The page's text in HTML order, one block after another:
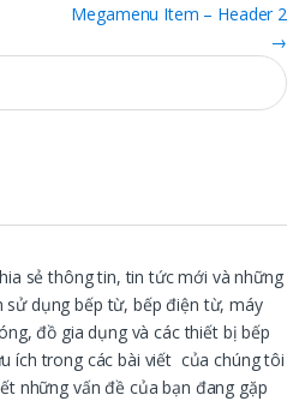
Megamenu Item – Header 2
→
sẻ thông tin, tin tức mới và những
dụng bếp từ, bếp điện từ, máy
đồ gia dụng và các thiết bị bếp
ích trong các bài viết của chúng tôi
những vấn đề của bạn đang gặp